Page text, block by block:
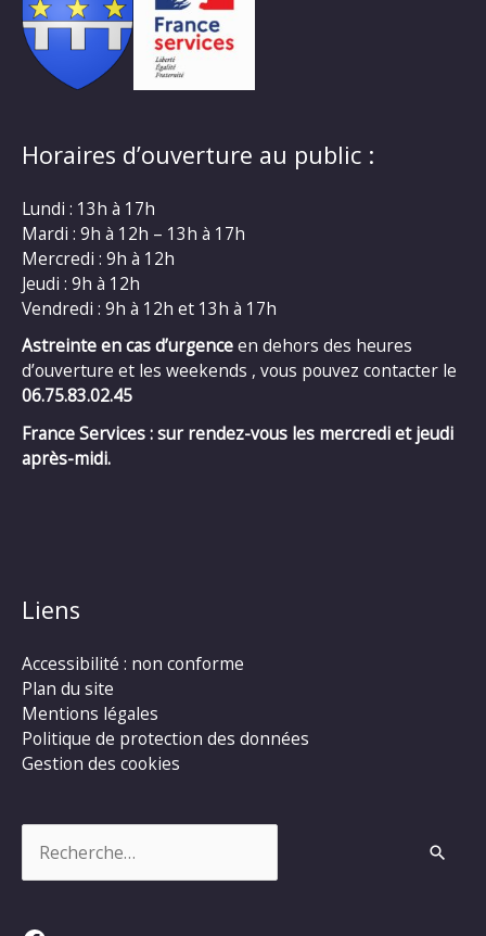
Horaires d’ouverture au public :
Lundi : 13h à 17h
Mardi : 9h à 12h – 13h à 17h
Mercredi : 9h à 12h
Jeudi : 9h à 12h
Vendredi : 9h à 12h et 13h à 17h
Astreinte en cas d’urgenceen dehors des heures
d’ouverture et les weekends , vous pouvez contacter le
06.75.83.02.45
France Services : sur rendez-vous les mercredi et jeudi
après-midi.
Liens
Accessibilité : non conforme
Plan du site
Mentions légales
Politique de protection des données
Gestion des cookies